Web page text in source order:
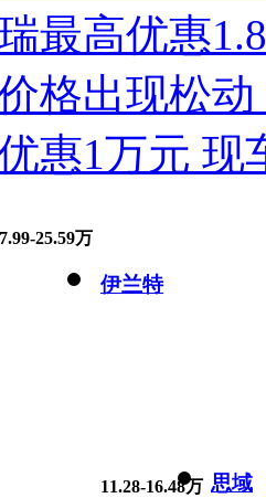
最高优惠
格出现松
惠1万元 现
25.59万
伊兰特
11.28-16.48万 思域